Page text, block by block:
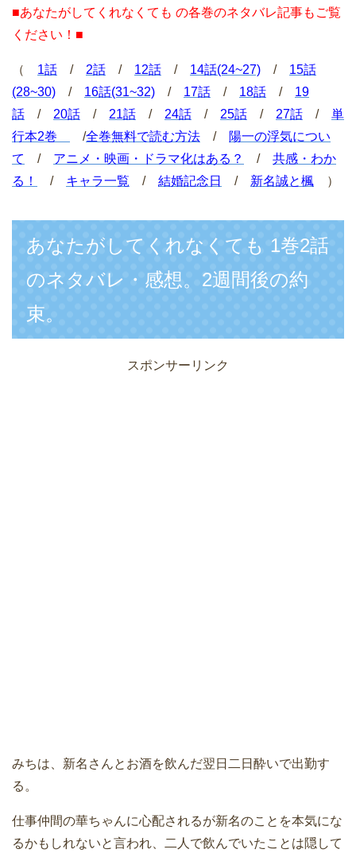
■あなたがしてくれなくても の各巻のネタバレ記事もご覧
ください！■
（ 1話 / 2話 / 12話 / 14話(24~27) / 15話
(28~30) / 16話(31~32) / 17話 / 18話 / 19
話 / 20話 / 21話 / 24話 / 25話 / 27話 / 単
行本2巻
/全巻無料で読む方法 /
陽一の浮気につい
て
/ アニメ・映画・ドラマ化はある？ / 共感・わか
る！
/ キャラ一覧 / 結婚記念日 / 新名誠と楓 ）
あなたがしてくれなくても 1巻2話
のネタバレ・感想。2週間後の約
束。
スポンサーリンク
みちは、新名さんとお酒を飲んだ翌日二日酔いで出勤す
る。
仕事仲間の華ちゃんに心配されるが新名のことを本気にな
るかもしれないと言われ、二人で飲んでいたことは隠して